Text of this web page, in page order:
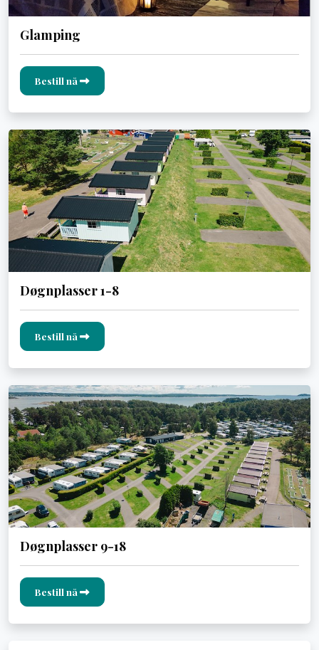
Glamping
Bestill nå
Døgnplasser 1-8
Bestill nå
Døgnplasser 9-18
Bestill nå